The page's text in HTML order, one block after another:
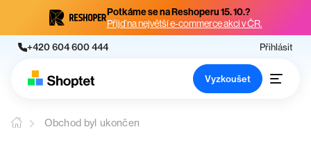
Potkáme se na Reshoperu 15. 10.?
Přijď na největší e-commerce akci v ČR.
+420 604 600 444 Přihlásit
Vyzkoušet
Obchod byl ukončen